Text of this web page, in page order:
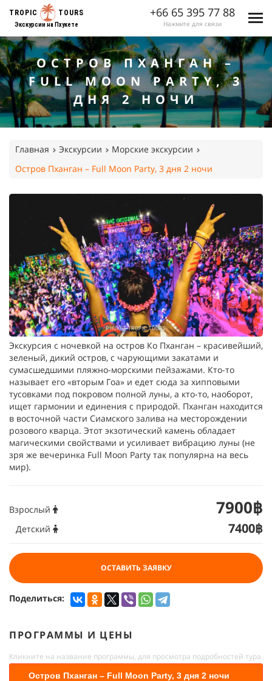
TROPIC TOURS
Экскурсии на Пхукете
+66 65 395 77 88
Нажмите для связи
ОСТРОВ ПХАНГАН –
FULL MOON PARTY, 3
ДНЯ 2 НОЧИ
Главная Экскурсии
Морские экскурсии
Остров Пханган – Full Moon Party, 3 дня 2 ночи
Экскурсия с ночевкой на остров Ко Пханган – красивейший,
зеленый, дикий остров, с чарующими закатами и
сумасшедшими пляжно-морскими пейзажами. Кто-то
называет его «вторым Гоа» и едет сюда за хипповыми
тусовками под покровом полной луны, а кто-то, наоборот,
ищет гармонии и единения с природой. Пханган находится
в восточной части Сиамского залива на месторождении
розового кварца. Этот экзотический камень обладает
магическими свойствами и усиливает вибрацию луны (не
зря же вечеринка Full Moon Party так популярна на весь
мир).
Взрослый
Детский
7900฿
7400฿
ОСТАВИТЬ ЗАЯВКУ
Поделиться:
ПРОГРАММЫ И ЦЕНЫ
Кликните на название программы, для просмотра подробностей тура
Остров Пханган – Full Moon Party, 3 дня 2 ночи